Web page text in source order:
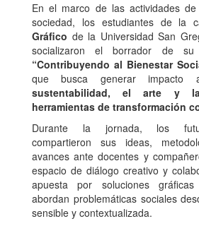
En el marco de las actividades
sociedad, los estudiantes de la
Gráfico de la Universidad San
socializaron el borrador de su
“Contribuyendo al Bienestar
que busca generar
sustentabilidad, el arte y
herramientas de transformación
Durante la jornada, los
compartieron sus ideas,
avances ante docentes y
espacio de diálogo creativo y
apuesta por soluciones
abordan problemáticas sociales
sensible y contextualizada.